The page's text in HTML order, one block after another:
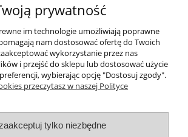
przedpłacie(Odbiór
9 -17 PN-PT po
się na konkretny
stacjonarnego))
Pocztex 2.0) już od 350,00 zł.
prywatność
im technologie umożliwiają poprawne
nam dostosować ofertę do Twoich
wykorzystanie przez nas
i przejść do sklepu lub dostosować użycie
wybierając opcję "Dostosuj zgody".
przeczytasz w naszej Polityce
tylko niezbędne